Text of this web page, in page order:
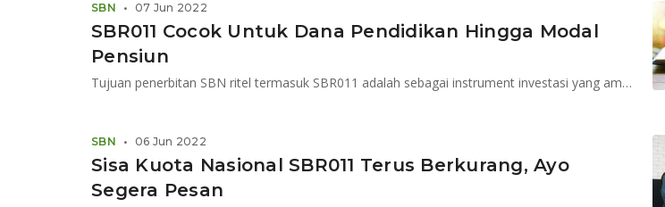
SBR011 Cocok Untuk Dana Pendidikan Hingga Modal
Pensiun
Tujuan penerbitan SBN ritel termasuk SBR011 adalah sebagai instrument investasi yang aman dan menguntungkan bagi masyarakat
SBN • 07 Jun 2022
Sisa Kuota Nasional SBR011 Terus Berkurang, Ayo
Segera Pesan
SBN • 06 Jun 2022